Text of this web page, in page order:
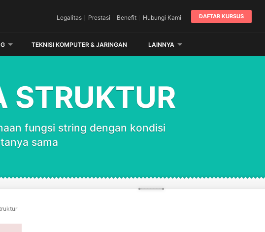
DAFTAR KURSUS
Legalitas Prestasi Benefit Hubungi Kami
TEKNISI KOMPUTER & JARINGAN LAINNYA
STRUKTUR
fungsi string dengan kondisi
sama